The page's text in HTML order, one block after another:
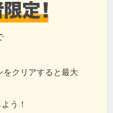
をクリアすると最大
う！